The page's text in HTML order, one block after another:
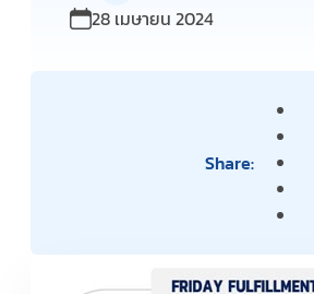
28 เมษายน 2024
Share: